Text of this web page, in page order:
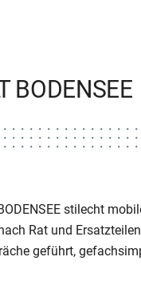
BODENSEE
stilecht
Rat und
geführt,